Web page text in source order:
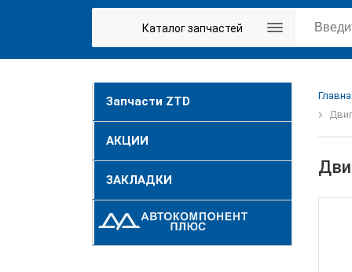
Каталог запчастей
Запчасти ZTD
АКЦИИ
ЗАКЛАДКИ